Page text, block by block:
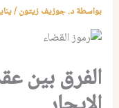
بواسطةد. جوزيف زيتون/يناير
الفرق بين